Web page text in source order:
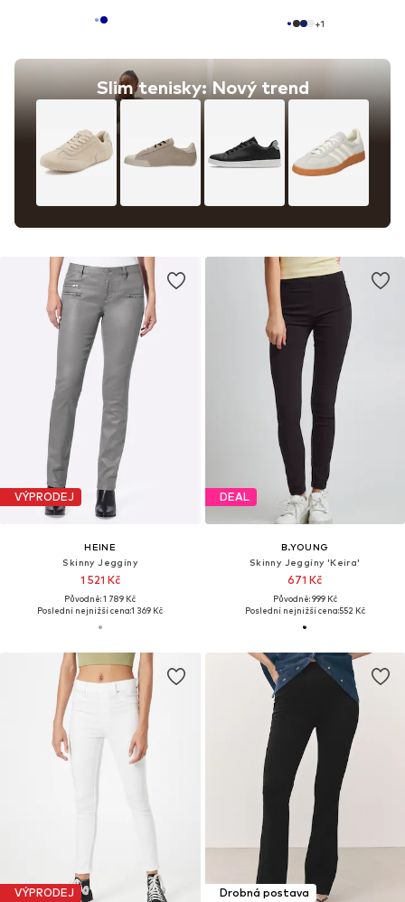
Slim tenisky: Nový trend
+1
VÝPRODEJ
HEINE
Skinny Jeggíny
1 521 Kč
Původně: 1 789 Kč
Poslední nejnižší cena:1 369 Kč
DEAL
B.YOUNG
Skinny Jeggíny 'Keira'
671 Kč
Původně: 999 Kč
Poslední nejnižší cena:552 Kč
VÝPRODEJ Drobná postava